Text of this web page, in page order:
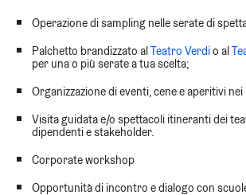
Operazione di sampling nelle serate di
Palchetto brandizzato alTeatro Verdio al
per una o più serate a tua scelta;
Organizzazione di eventi, cene e aperitivi
Visita guidata e/o spettacoli itineranti dei
dipendenti e stakeholder.
Corporate workshop
Opportunità di incontro e dialogo con